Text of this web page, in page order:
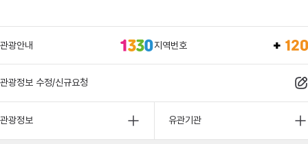
관광안내 지역번호
관광정보 수정/신규요청
관광정보 유관기관